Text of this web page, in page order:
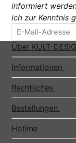
informiert
ich zur Kenntnis
Über KULT-
Informationen
Rechtliches
Bestellungen
Hotline